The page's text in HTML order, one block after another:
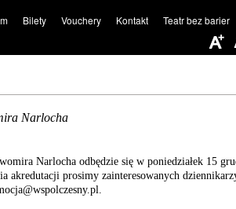
Bilety Vouchery Kontakt Teatr bez barier
Narlocha
Narlocha odbędzie się w poniedziałek 15
akredutacji prosimy zainteresowanych